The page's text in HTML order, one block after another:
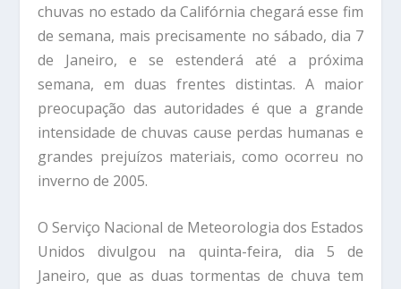
chuvas no estado da Califórnia chegará esse fim
de semana, mais precisamente no sábado, dia 7
de Janeiro, e se estenderá até a próxima
semana, em duas frentes distintas. A maior
preocupação das autoridades é que a grande
intensidade de chuvas cause perdas humanas e
grandes prejuízos materiais, como ocorreu no
inverno de 2005.
O Serviço Nacional de Meteorologia dos Estados
Unidos divulgou na quinta-feira, dia 5 de
Janeiro, que as duas tormentas de chuva tem